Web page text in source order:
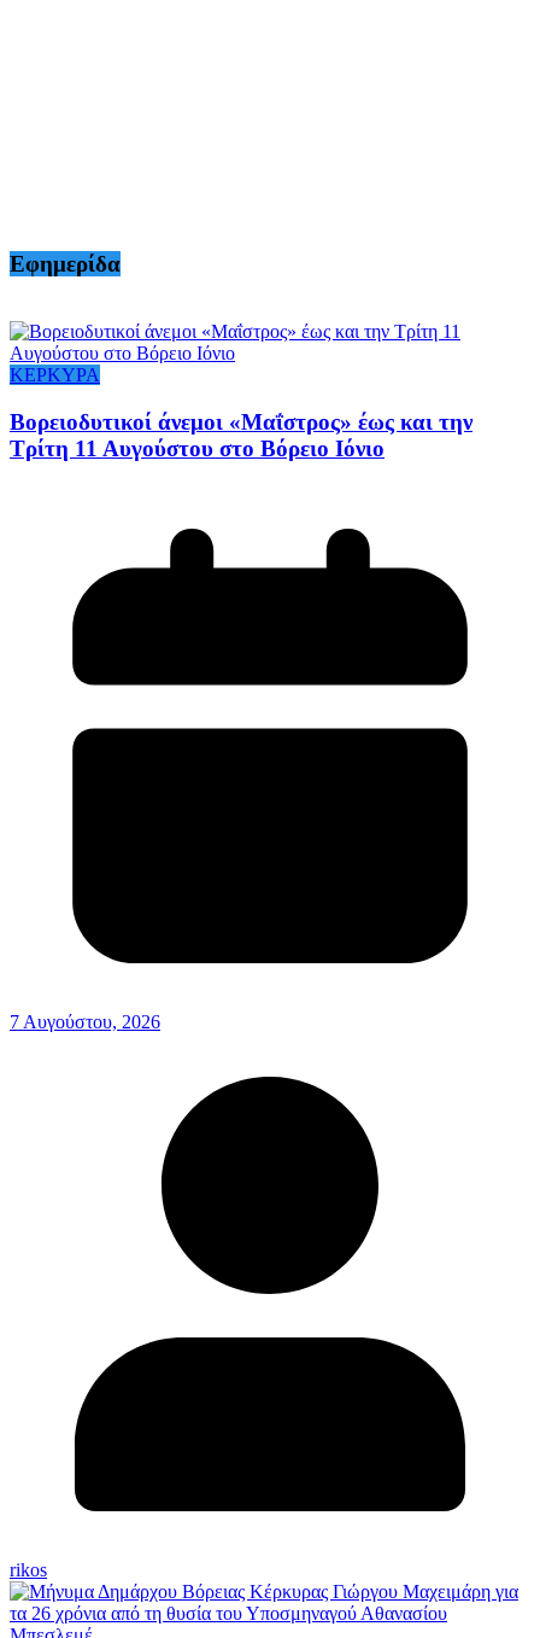
Εφημερίδα
ΚΕΡΚΥΡΑ
Βορειοδυτικοί άνεμοι «Μαΐστρος» έως και την
Τρίτη 11 Αυγούστου στο Βόρειο Ιόνιο
7 Αυγούστου, 2026
rikos